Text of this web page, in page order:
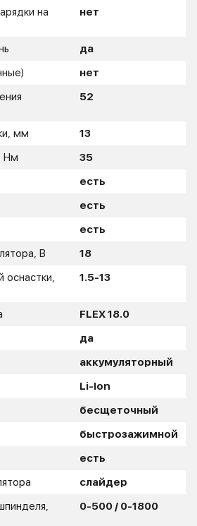
на
нет
да
нет
52
мм
13
Нм
35
есть
есть
есть
В
18
1.5-13
FLEX 18.0
да
аккумуляторный
Li-Ion
бесщеточный
быстрозажимной
есть
слайдер
0-500 / 0-1800